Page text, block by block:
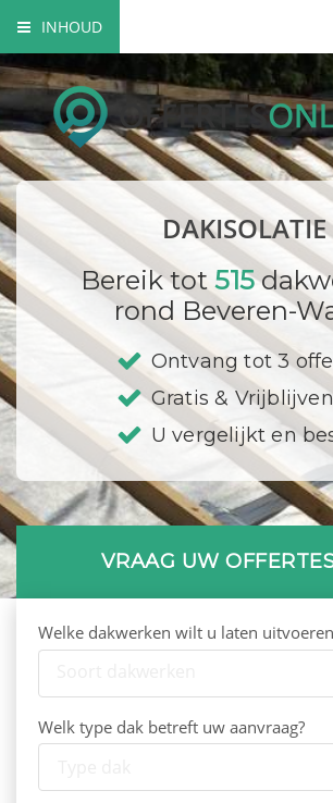
INHOUD
Soorten dakisolatie
Mogelijkheden dakisolatie
Wettelijke verplichtingen
Bedrijf registreren DAKISOLATIE
Bereik tot 515
rond Beveren-
Ontvang tot 3
Gratis &
U vergelijkt en
VRAAG UW
Welke dakwerken wilt u laten
Welk type dak betreft uw aanvraag?